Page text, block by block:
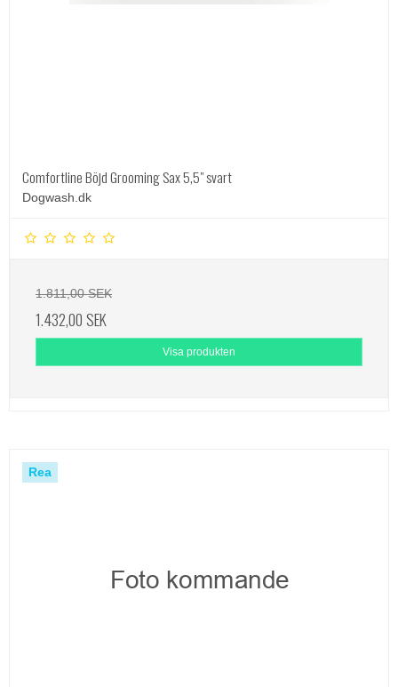
Comfortline Böjd Grooming Sax 5,5" svart
Dogwash.dk
1.811,00 SEK
1.432,00 SEK
Visa produkten
Rea